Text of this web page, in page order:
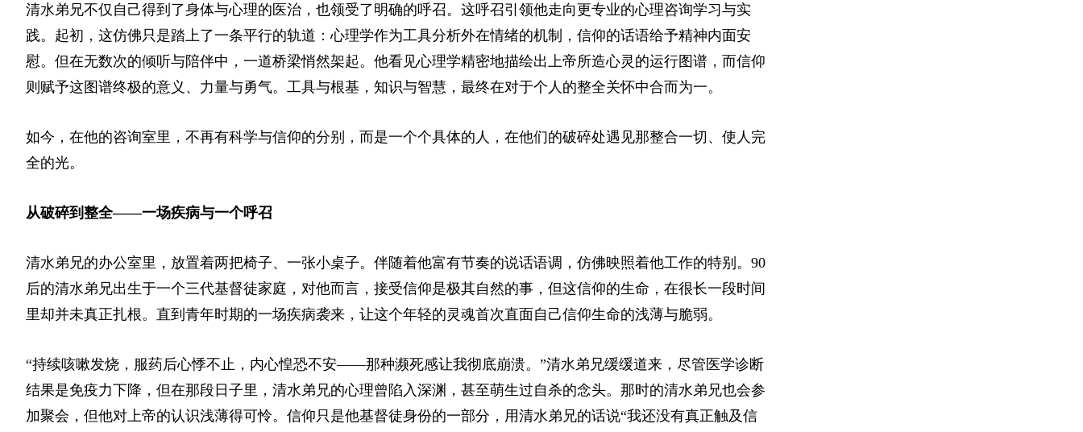
清水弟兄不仅自己得到了身体与心理的医治，也领受了明确的呼召。这呼召引领他走向更专业的心理咨询学习与实
践。起初，这仿佛只是踏上了一条平行的轨道：心理学作为工具分析外在情绪的机制，信仰的话语给予精神内面安
慰。但在无数次的倾听与陪伴中，一道桥梁悄然架起。他看见心理学精密地描绘出上帝所造心灵的运行图谱，而信仰
则赋予这图谱终极的意义、力量与勇气。工具与根基，知识与智慧，最终在对于个人的整全关怀中合而为一。
如今，在他的咨询室里，不再有科学与信仰的分别，而是一个个具体的人，在他们的破碎处遇见那整合一切、使人完
全的光。
从破碎到整全——一场疾病与一个呼召
清水弟兄的办公室里，放置着两把椅子、一张小桌子。伴随着他富有节奏的说话语调，仿佛映照着他工作的特别。90
后的清水弟兄出生于一个三代基督徒家庭，对他而言，接受信仰是极其自然的事，但这信仰的生命，在很长一段时间
里却并未真正扎根。直到青年时期的一场疾病袭来，让这个年轻的灵魂首次直面自己信仰生命的浅薄与脆弱。
“持续咳嗽发烧，服药后心悸不止，内心惶恐不安——那种濒死感让我彻底崩溃。”清水弟兄缓缓道来，尽管医学诊断
结果是免疫力下降，但在那段日子里，清水弟兄的心理曾陷入深渊，甚至萌生过自杀的念头。那时的清水弟兄也会参
加聚会，但他对上帝的认识浅薄得可怜。信仰只是他基督徒身份的一部分，用清水弟兄的话说“我还没有真正触及信